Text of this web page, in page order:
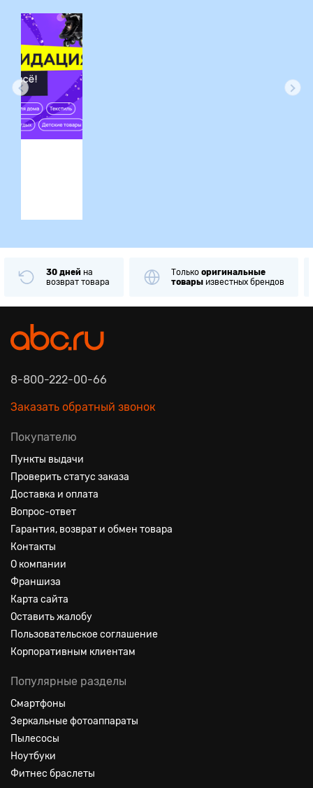
30 дней на
возврат товара
Только оригинальные
товары известных брендов
8-800-222-00-66
Заказать обратный звонок
Покупателю
Пункты выдачи
Проверить статус заказа
Доставка и оплата
Вопрос-ответ
Гарантия, возврат и обмен товара
Контакты
О компании
Франшиза
Карта сайта
Оставить жалобу
Пользовательское соглашение
Корпоративным клиентам
Популярные разделы
Смартфоны
Зеркальные фотоаппараты
Пылесосы
Ноутбуки
Фитнес браслеты